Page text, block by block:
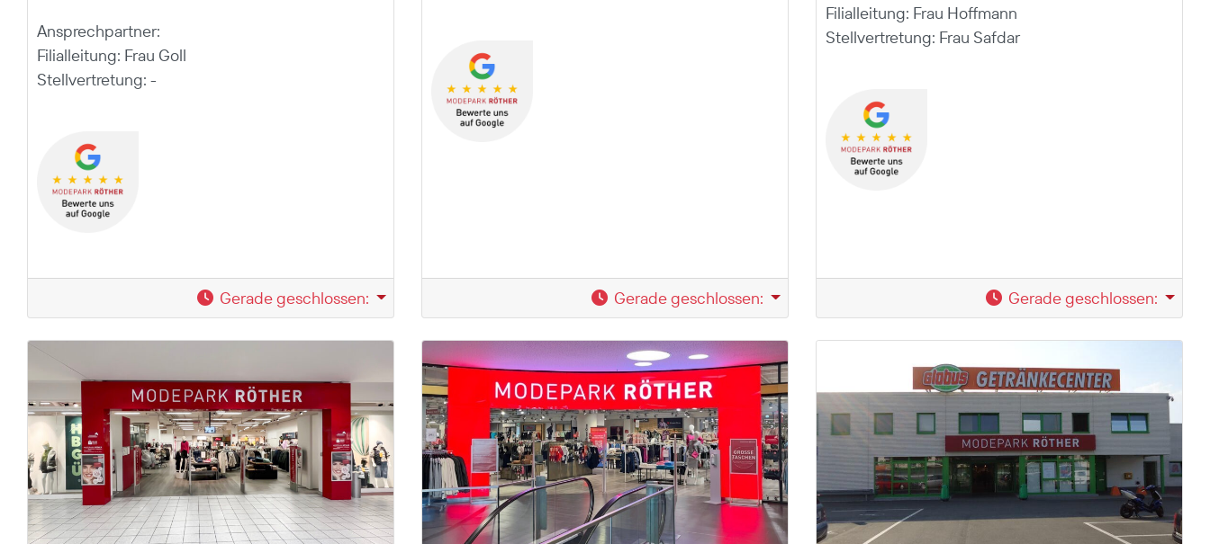
Ansprechpartner:
Filialleitung: Frau Goll
Stellvertretung: -
Gerade geschlossen: Gerade geschlossen:
Filialleitung: Frau Hoffmann
Stellvertretung: Frau Safdar
Gerade geschlossen: